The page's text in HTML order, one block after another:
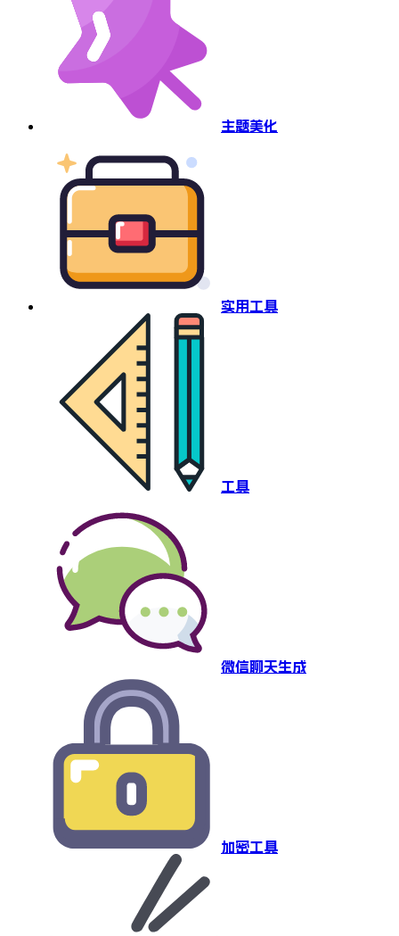
主题美化
实用工具
工具
微信聊天生成
加密工具